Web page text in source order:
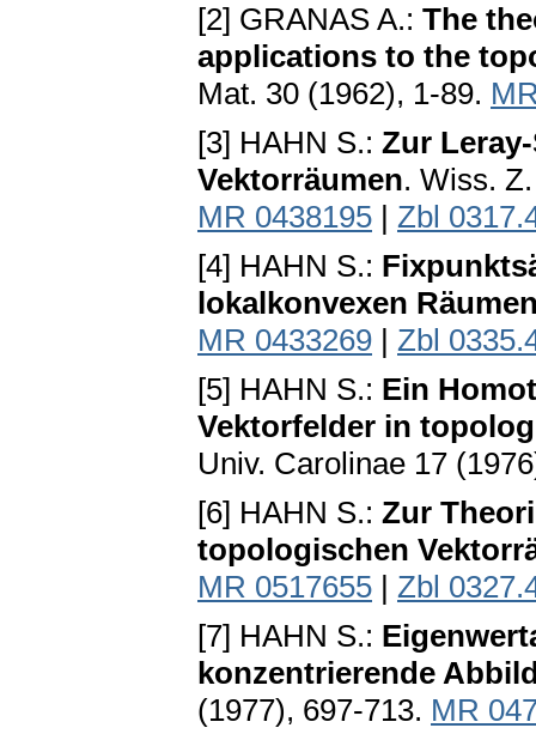
[2] GRANAS A.: The
applications to the
Mat. 30 (1962), 1-89.
[3] HAHN S.: Zur
Vektorräumen. Wiss.
MR 0438195 | Zbl
[4] HAHN S.:
lokalkonvexen
MR 0433269 | Zbl
[5] HAHN S.: Ein
Vektorfelder in
Univ. Carolinae 17
[6] HAHN S.: Zur
topologischen
MR 0517655 | Zbl
[7] HAHN S.:
konzentrierende
(1977), 697-713. MR